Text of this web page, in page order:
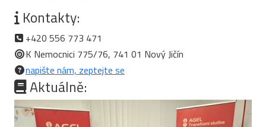
Kontakty:
+420 556 773 471
K Nemocnici 775/76, 741 01 Nový Jičín
napište nám, zeptejte se
Aktuálně: